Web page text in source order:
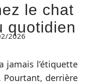
le chat
quotidien
2026
jamais l’étiquette
derrière